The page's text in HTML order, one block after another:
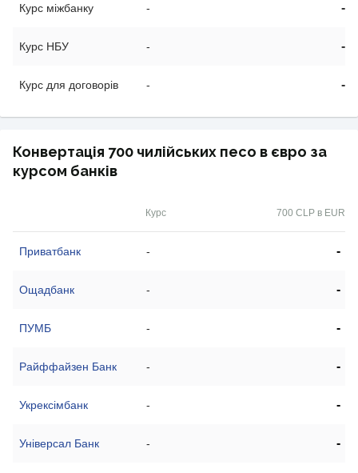
Курс міжбанку - -
Курс НБУ - -
Курс для договорів - -
Конвертація 700 чилійських песо в євро за
курсом банків
Курс 700 CLP в EUR
Приватбанк - -
Ощадбанк - -
ПУМБ - -
Райффайзен Банк - -
Укрексімбанк - -
Універсал Банк - -